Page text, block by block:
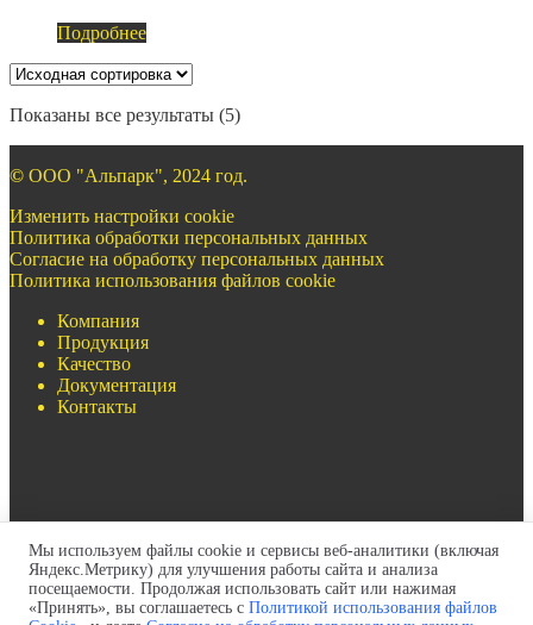
Подробнее
Показаны все результаты (5)
© ООО "Альпарк", 2024 год.
Изменить настройки cookie
Политика обработки персональных данных
Согласие на обработку персональных данных
Политика использования файлов cookie
Компания
Продукция
Качество
Документация
Контакты
+7(499)322-97-93
+7(717)269-69-54
zapros@pult-krana.ru
Мы используем файлы cookie и сервисы веб-аналитики (включая
Яндекс.Метрику) для улучшения работы сайта и анализа
посещаемости. Продолжая использовать сайт или нажимая
«Принять», вы соглашаетесь с Политикой использования файлов